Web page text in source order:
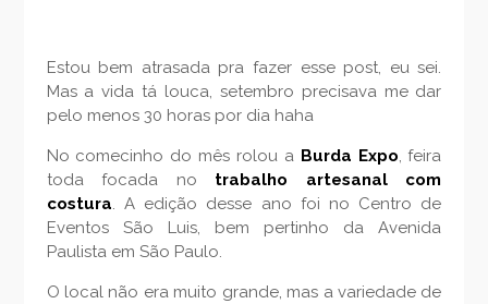
Estou bem atrasada pra fazer esse post, eu sei.
Mas a vida tá louca, setembro precisava me dar
pelo menos 30 horas por dia haha
No comecinho do mês rolou a Burda Expo , feira
toda focada no trabalho artesanal com
costura . A edição desse ano foi no Centro de
Eventos São Luis, bem pertinho da Avenida
Paulista em São Paulo.
O local não era muito grande, mas a variedade de